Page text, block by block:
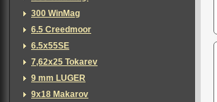
300 WinMag
6.5 Creedmoor
6.5x55SE
7,62х25 Tokarev
9 mm LUGER
9х18 Makarov